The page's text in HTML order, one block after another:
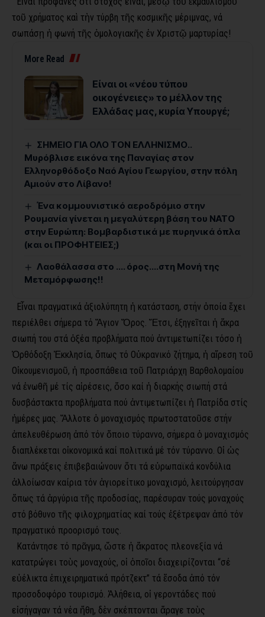
τοῦ χρήματος καὶ τὴν τύρβη τῆς κοσμικῆς μέριμνας, νά
σωπάσῃ ἡ φωνή τῆς ὁμολογιακῆς ἐν Χριστῷ μαρτυρίας!
More Read
Είναι οι «νέου τύπου
οικογένειες» το μέλλον της
Ελλάδας μας, κυρία Υπουργέ;
ΣΗΜΕΙΟ ΓΙΑ ΟΛΟ ΤΟΝ ΕΛΛΗΝΙΣΜΟ..
Μυρόβλισε εικόνα της Παναγίας στον
Ελληνορθόδοξο Ναό Αγίου Γεωργίου, στην πόλη
Αμιούν στο Λίβανο!
Ένα κομμουνιστικό αεροδρόμιο στην
Ρουμανία γίνεται η μεγαλύτερη βάση του ΝΑΤΟ
στην Ευρώπη: Βομβαρδιστικά με πυρηνικά όπλα
(και οι ΠΡΟΦΗΤΕΙΕΣ;)
Λαοθάλασσα στο …. όρος….στη Μονή της
Μεταμόρφωσης!!
Εἶναι πραγματικά ἀξιολύπητη ἡ κατάσταση, στήν ὁποία ἔχει
περιέλθει σήμερα τό Ἅγιον Ὄρος. Ἔτσι, ἐξηγεῖται ἡ ἄκρα
σιωπή του στά ὀξέα προβλήματα πού ἀντιμετωπίζει τόσο ἡ
Ὀρθόδοξη Ἐκκλησία, ὅπως τό Οὐκρανικό ζήτημα, ἡ αἵρεση τοῦ
Οἰκουμενισμοῦ, ἡ προσπάθεια τοῦ Πατριάρχη Βαρθολομαίου
νά ἑνωθῆ μέ τίς αἱρέσεις, ὅσο καί ἡ διαρκής σιωπή στά
δυσβάστακτα προβλήματα πού ἀντιμετωπίζει ἡ Πατρίδα στίς
ἡμέρες μας. Ἄλλοτε ὁ μοναχισμός πρωτοστατοῦσε στήν
ἀπελευθέρωση ἀπό τόν ὅποιο τύραννο, σήμερα ὁ μοναχισμός
διαπλέκεται οἰκονομικά καί πολιτικά μέ τόν τύραννο. Οἱ ὡς
ἄνω πράξεις ἐπιβεβαιώνουν ὅτι τά εὐρωπαϊκά κονδύλια
ἀλλοίωσαν καίρια τόν ἁγιορείτικο μοναχισμό, λειτούργησαν
ὅπως τά ἀργύρια τῆς προδοσίας, παρέσυραν τούς μοναχούς
στό βόθυνο τῆς φιλοχρηματίας καί τούς ἐξέτρεψαν ἀπό τόν
πραγματικό προορισμό τους.
Κατάντησε τό πρᾶγμα, ὥστε ἡ ἄκρατος πλεονεξία νά
κατατρώγει τοὺς μοναχούς, οἱ ὁποῖοι διαχειρίζονται “σέ
εὐέλικτα ἐπιχειρηματικά πρότζεκτ” τά ἔσοδα ἀπό τόν
προσοδοφόρο τουρισμό. Ἀλήθεια, οἱ γεροντάδες πού
εἰσήγαγαν τά νέα ἤθη, δὲν σκέπτονται ἄραγε τοὺς